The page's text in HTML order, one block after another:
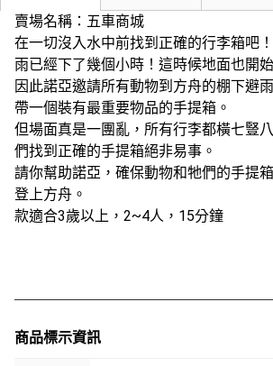
賣場名稱：五車商城
在一切沒入水中前找到正確的行李箱吧！
雨已經下了幾個小時！這時候地面也開
因此諾亞邀請所有動物到方舟的棚下避
帶一個裝有最重要物品的手提箱。
但場面真是一團亂，所有行李都橫七豎
們找到正確的手提箱絕非易事。
請你幫助諾亞，確保動物和牠們的手提
登上方舟。
款適合3歲以上，2~4人，15分鐘
商品標示資訊